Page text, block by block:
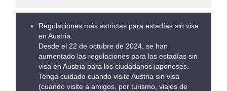
Regulaciones más estrictas para estadías sin visa
en Austria.
Desde el 22 de octubre de 2024, se han
aumentado las regulaciones para las estadías sin
visa en Austria para los ciudadanos japoneses.
Tenga cuidado cuando visite Austria sin visa
(cuando visite a amigos, por turismo, viajes de